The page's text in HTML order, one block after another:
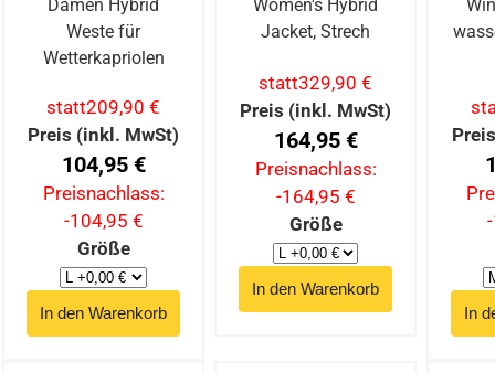
Damen Hybrid
Weste für
Wetterkapriolen
statt209,90 €
Preis (inkl. MwSt)
104,95 €
Preisnachlass:
-104,95 €
Größe
Women's Hybrid
Jacket, Strech
statt329,90 €
Preis (inkl. MwSt)
164,95 €
Preisnachlass:
-164,95 €
Größe